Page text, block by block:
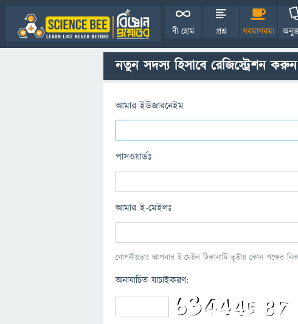
বী হোম প্রশ্ন গরমাগরম!
নতুন সদস্য হিসাবে রেজিস্ট্রেশন করুন
আমার ইউজারনেইম
পাসওয়ার্ডঃ
আমার ই-মেইলঃ
গোপনীয়তাঃ আপনার ই-মেইল ঠিকানাটি তৃতীয় কোন পক্ষের
অনাযাচিত যাচাইকরণ: